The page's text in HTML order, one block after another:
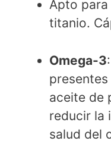
Apto para
titanio.
Omega-3
aceite de
reducir la
salud del